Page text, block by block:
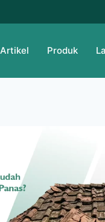
Artikel Produk